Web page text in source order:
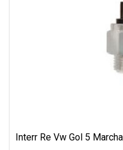
Interr Re Vw Gol 5